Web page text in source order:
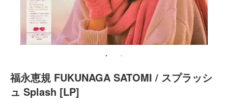
福永恵規 FUKUNAGA SATOMI / スプラッシ
ュ Splash [LP]